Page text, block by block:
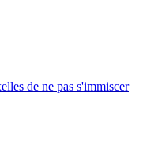
de ne pas s'immiscer